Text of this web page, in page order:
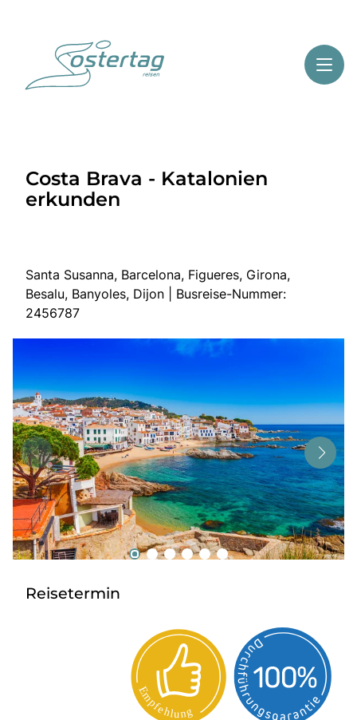
Highlights
Service
Start
Mehrtagesreisen
Bus anmieten
Service
Kontakt
Costa Brava - Katalonien
erkunden
Santa Susanna, Barcelona, Figueres, Girona,
Besalu, Banyoles, Dijon | Busreise-Nummer:
2456787
Reisetermin